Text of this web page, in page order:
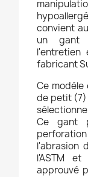
convient
un gant
l'entretien
fabricant
Ce
de petit (7)
Ce gant
l'abrasion
l'ASTM
approuvé